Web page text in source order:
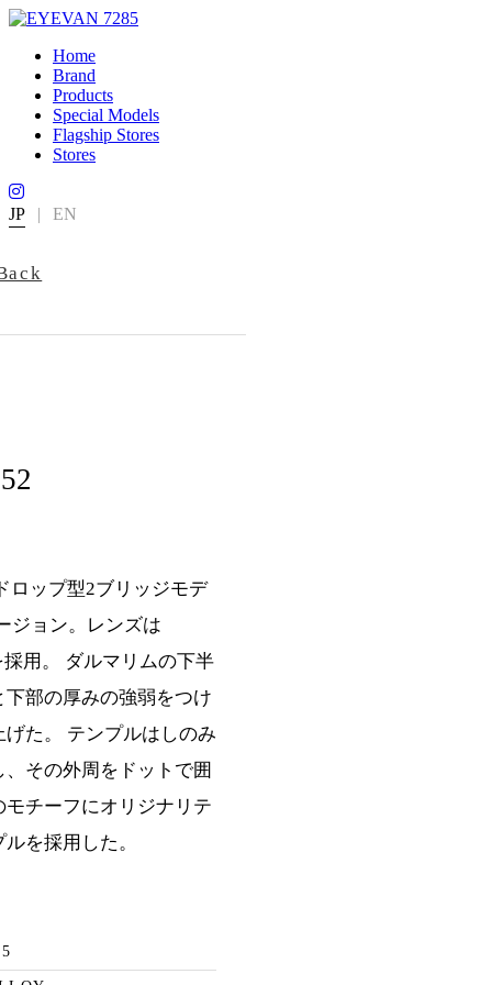
Home
Brand
Products
Special Models
Flagship Stores
Stores
JP | EN
ロップ型2ブリッジモデ
ジョン。レンズは
用。 ダルマリムの下半
部の厚みの強弱をつけ
た。 テンプルはしのみ
その外周をドットで囲
チーフにオリジナリテ
を採用した。